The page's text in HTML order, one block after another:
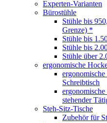
Experten-Varianten
Bürostühle
Stühle bis
Grenze) *
Stühle bis
Stühle bis
Stühle über
ergonomische
Schreibtisch
stehender
Steh-Sitz-Tische
Zubehör für